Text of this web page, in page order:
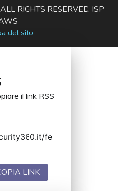
RIGHTS RESERVED. ISP
del sito
il link RSS
LINK